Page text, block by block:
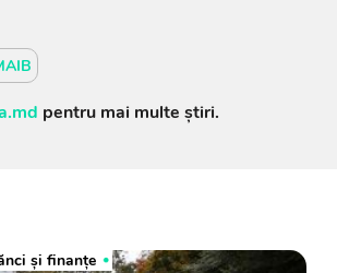
pentru mai multe știri.
şi finanţe